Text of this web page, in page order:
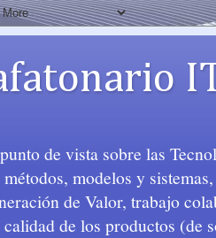
de vista sobre las
modelos y
de Valor, trabajo
de los productos (de